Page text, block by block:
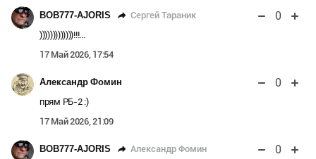
BOB777-AJORIS Сергей Тараник 0
)))))))))))))!!!...
17 Май 2026, 17:54
Александр Фомин 0
прям РБ-2 :)
17 Май 2026, 21:09
BOB777-AJORIS Александр Фомин 0